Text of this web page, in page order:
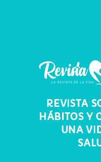
REVISTA
HÁBITOS Y
UNA